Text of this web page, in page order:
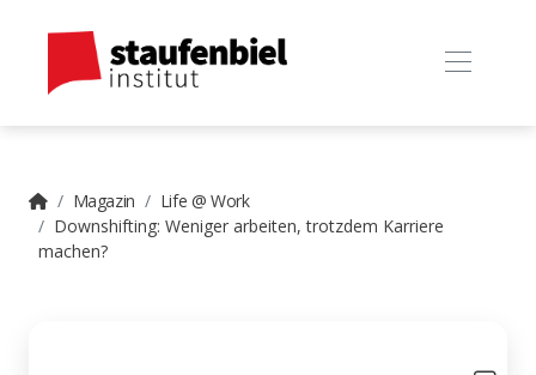
Magazin
Life @ Work
Downshifting: Weniger arbeiten, trotzdem Karriere
machen?